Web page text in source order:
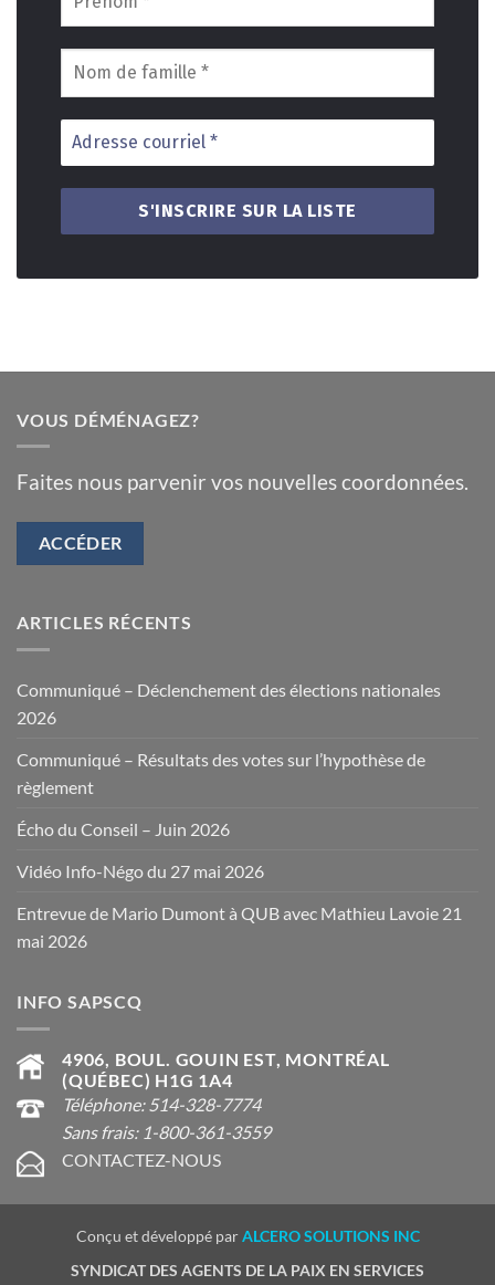
VOUS DÉMÉNAGEZ?
Faites nous parvenir vos nouvelles coordonnées.
ACCÉDER
ARTICLES RÉCENTS
Communiqué – Déclenchement des élections nationales
2026
Communiqué – Résultats des votes sur l’hypothèse de
règlement
Écho du Conseil – Juin 2026
Vidéo Info-Négo du 27 mai 2026
Entrevue de Mario Dumont à QUB avec Mathieu Lavoie 21
mai 2026
INFO SAPSCQ
4906, BOUL. GOUIN EST, MONTRÉAL
(QUÉBEC) H1G 1A4
Téléphone: 514-328-7774
Sans frais: 1-800-361-3559
CONTACTEZ-NOUS
Conçu et développé parALCERO SOLUTIONS INC
SYNDICAT DES AGENTS DE LA PAIX EN SERVICES